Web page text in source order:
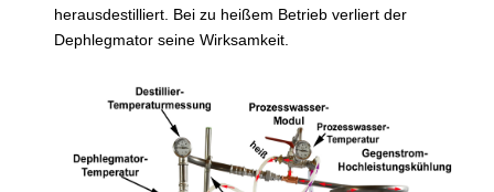
herausdestilliert. Bei zu heißem Betrieb verliert der
Dephlegmator seine Wirksamkeit.